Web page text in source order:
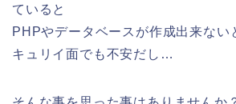
ていると
PHPやデータベースが作成出来ない
キュリイ面でも不安だし…